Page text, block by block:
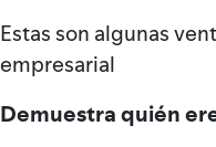
Estas son algunas
empresarial
Demuestra quién